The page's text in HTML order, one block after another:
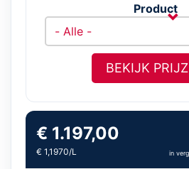
Product
BEKIJK
€ 1.197,00
€ 1,1970/L in